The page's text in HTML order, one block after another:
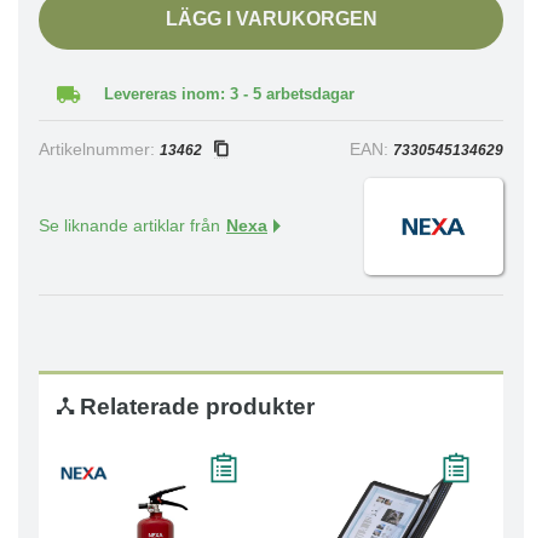
LÄGG I VARUKORGEN
Levereras inom: 3 - 5 arbetsdagar
Artikelnummer: 13462 EAN: 7330545134629
Se liknande artiklar från Nexa
Relaterade produkter